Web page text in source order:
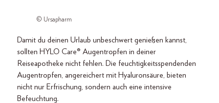
© Ursapharm
Damit du deinen Urlaub unbeschwert genießen kannst,
sollten HYLO Care® Augentropfen in deiner
Reiseapotheke nicht fehlen. Die feuchtigkeitsspendenden
Augentropfen, angereichert mit Hyaluronsäure, bieten
nicht nur Erfrischung, sondern auch eine intensive
Befeuchtung.